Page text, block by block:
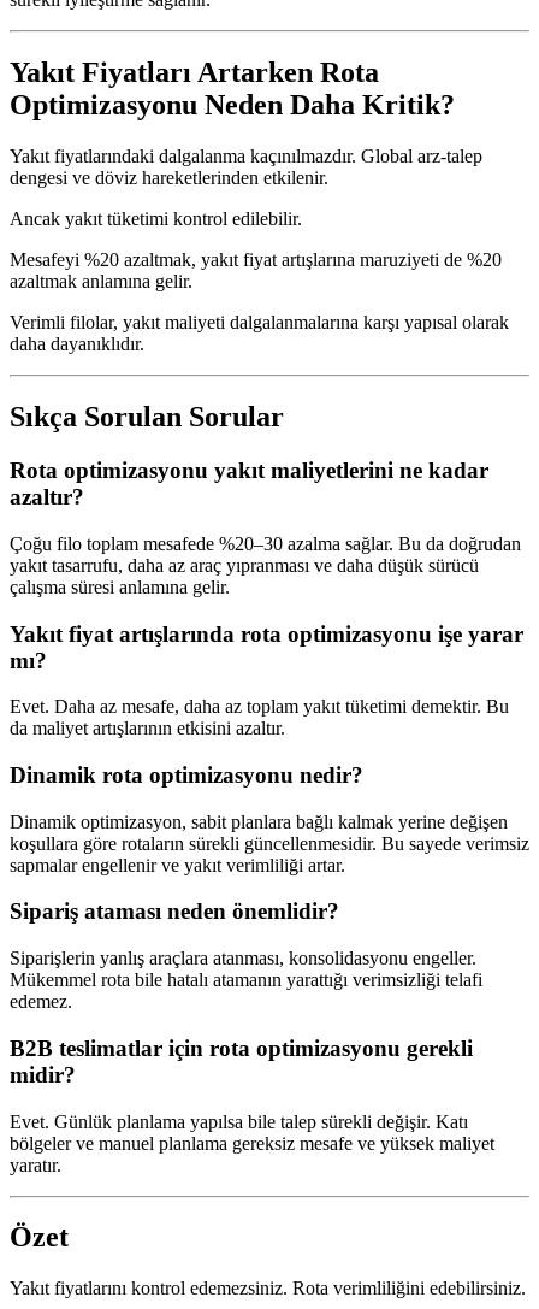
Yakıt Fiyatları Artarken Rota
Optimizasyonu Neden Daha Kritik?
Yakıt fiyatlarındaki dalgalanma kaçınılmazdır. Global arz-talep
dengesi ve döviz hareketlerinden etkilenir.
Ancak yakıt tüketimi kontrol edilebilir.
Mesafeyi %20 azaltmak, yakıt fiyat artışlarına maruziyeti de %20
azaltmak anlamına gelir.
Verimli filolar, yakıt maliyeti dalgalanmalarına karşı yapısal olarak
daha dayanıklıdır.
Sıkça Sorulan Sorular
Rota optimizasyonu yakıt maliyetlerini ne kadar
azaltır?
Çoğu filo toplam mesafede %20–30 azalma sağlar. Bu da doğrudan
yakıt tasarrufu, daha az araç yıpranması ve daha düşük sürücü
çalışma süresi anlamına gelir.
Yakıt fiyat artışlarında rota optimizasyonu işe yarar
mı?
Evet. Daha az mesafe, daha az toplam yakıt tüketimi demektir. Bu
da maliyet artışlarının etkisini azaltır.
Dinamik rota optimizasyonu nedir?
Dinamik optimizasyon, sabit planlara bağlı kalmak yerine değişen
koşullara göre rotaların sürekli güncellenmesidir. Bu sayede verimsiz
sapmalar engellenir ve yakıt verimliliği artar.
Sipariş ataması neden önemlidir?
Siparişlerin yanlış araçlara atanması, konsolidasyonu engeller.
Mükemmel rota bile hatalı atamanın yarattığı verimsizliği telafi
edemez.
B2B teslimatlar için rota optimizasyonu gerekli
midir?
Evet. Günlük planlama yapılsa bile talep sürekli değişir. Katı
bölgeler ve manuel planlama gereksiz mesafe ve yüksek maliyet
yaratır.
Özet
Yakıt fiyatlarını kontrol edemezsiniz. Rota verimliliğini edebilirsiniz.